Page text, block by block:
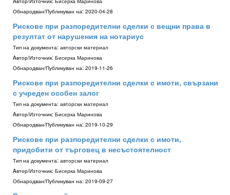
Обнародван/Публикуван на: 2020-04-28
Рискове при разпоредителни сделки с вещни права в
резултат от нарушения на нотариус
Тип на документа: авторски материал
Aвтор/Източник: Бисерка Маринова
Обнародван/Публикуван на: 2019-11-26
Рискове при разпоредителни сделки с имоти, свързани
с учреден особен залог
Тип на документа: авторски материал
Aвтор/Източник: Бисерка Маринова
Обнародван/Публикуван на: 2019-10-29
Рискове при разпоредителни сделки с имоти,
придобити от търговец в несъстоятелност
Тип на документа: авторски материал
Aвтор/Източник: Бисерка Маринова
Обнародван/Публикуван на: 2019-09-27